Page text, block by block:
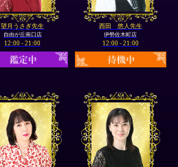
望月うさぎ先生
自由が丘南口店
12:00 - 21:00
西田 悠人先生
伊勢佐木町店
12:00 - 21:00